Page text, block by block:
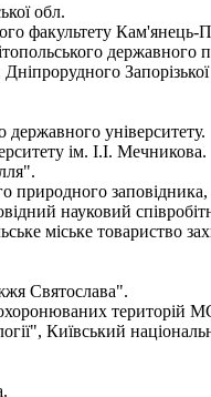
обл.
факультету Кам'янець-
державного
Запорізької
державного університету.
ім. І.І. Мечникова.
природного заповідника,
науковий
міське товариство
Святослава".
Київський